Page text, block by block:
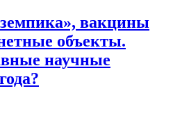
вакцины
объекты.
научные